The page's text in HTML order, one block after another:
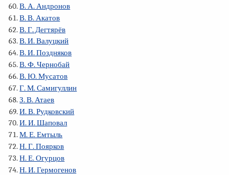
В. А. Андронов
В. В. Акатов
В. Г. Дегтярёв
В. И. Валуцкий
В. И. Поздняков
В. Ф. Чернобай
В. Ю. Мусатов
Г. М. Самигуллин
З. В. Атаев
И. В. Рудковский
И. И. Шаповал
М. Е. Емтыль
Н. Г. Поярков
Н. Е. Огурцов
Н. И. Гермогенов